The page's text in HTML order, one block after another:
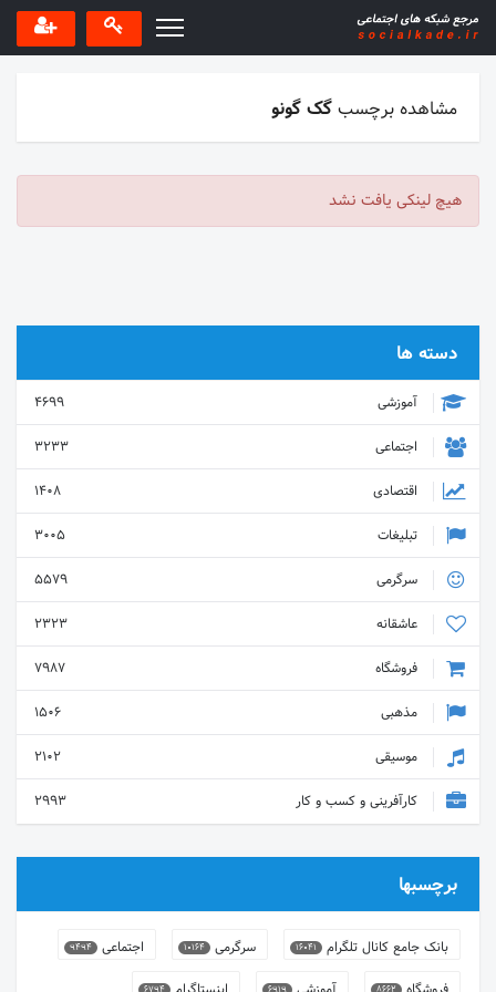
مشاهده برچسبگک گونو
هیچ لینکی یافت نشد
دسته ها
آموزشی
4699
اجتماعی
3233
اقتصادی
1408
تبلیغات
3005
سرگرمی
5579
عاشقانه
2323
فروشگاه
7987
مذهبی
1506
موسیقی
2102
کارآفرینی و کسب و کار
2993
برچسبها
بانک جامع کانال تلگرام 16041 سرگرمی 10164 اجتماعی 9494